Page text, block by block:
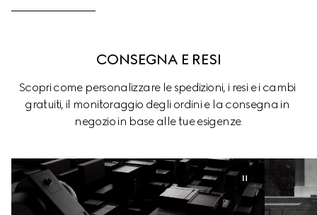
CONSEGNA E RESI
Scopri come personalizzare le spedizioni, i resi e i cambi
gratuiti, il monitoraggio degli ordini e la consegna in
negozio in base alle tue esigenze.